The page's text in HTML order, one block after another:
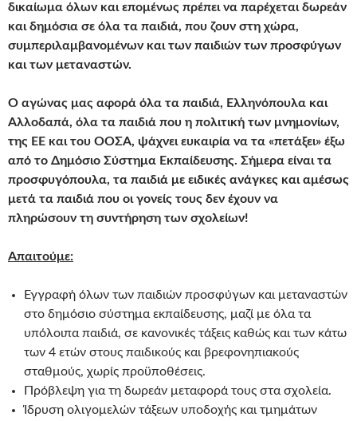
δικαίωμα όλων και επομένως πρέπει να παρέχεται δωρεάν
και δημόσια σε όλα τα παιδιά, που ζουν στη χώρα,
συμπεριλαμβανομένων και των παιδιών των προσφύγων
και των μεταναστών.
Ο αγώνας μας αφορά όλα τα παιδιά, Ελληνόπουλα και
Αλλοδαπά, όλα τα παιδιά που η πολιτική των μνημονίων,
της ΕΕ και του ΟΟΣΑ, ψάχνει ευκαιρία να τα «πετάξει» έξω
από το Δημόσιο Σύστημα Εκπαίδευσης. Σήμερα είναι τα
προσφυγόπουλα, τα παιδιά με ειδικές ανάγκες και αμέσως
μετά τα παιδιά που οι γονείς τους δεν έχουν να
πληρώσουν τη συντήρηση των σχολείων!
Απαιτούμε:
Εγγραφή όλων των παιδιών προσφύγων και μεταναστών
στο δημόσιο σύστημα εκπαίδευσης, μαζί με όλα τα
υπόλοιπα παιδιά, σε κανονικές τάξεις καθώς και των κάτω
των 4 ετών στους παιδικούς και βρεφονηπιακούς
σταθμούς, χωρίς προϋποθέσεις.
Πρόβλεψη για τη δωρεάν μεταφορά τους στα σχολεία.
Ίδρυση ολιγομελών τάξεων υποδοχής και τμημάτων